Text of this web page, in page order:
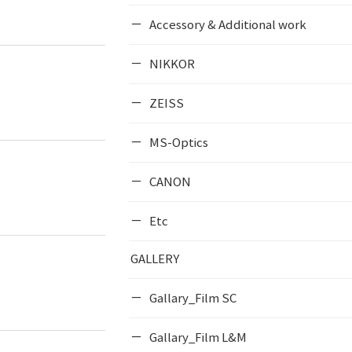
Accessory & Additional work
NIKKOR
ZEISS
MS-Optics
CANON
Etc
GALLERY
Gallary_Film SC
Gallary_Film L&M